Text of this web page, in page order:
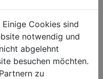
700
900
Cookies sind
notwendig und
abgelehnt
besuchen möchten.
zu